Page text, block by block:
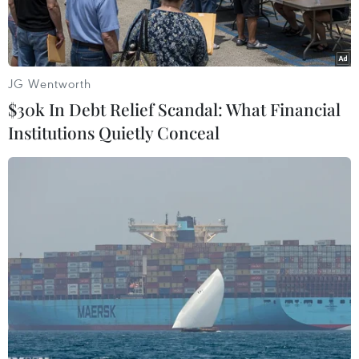
Kính viễn vọng không gian Hubble có thể đã
tìm ra dấu vết một hố đen hiếm gặp, đang ẩn
náu tại Dải Ngân hà.
Hố đen này nằm cách Trái đất khoảng 6.000
năm ánh sáng, tại vùng lõi của cụm sao Messier
JG Wentworth
$30k In Debt Relief Scandal: What Financial
Institutions Quietly Conceal